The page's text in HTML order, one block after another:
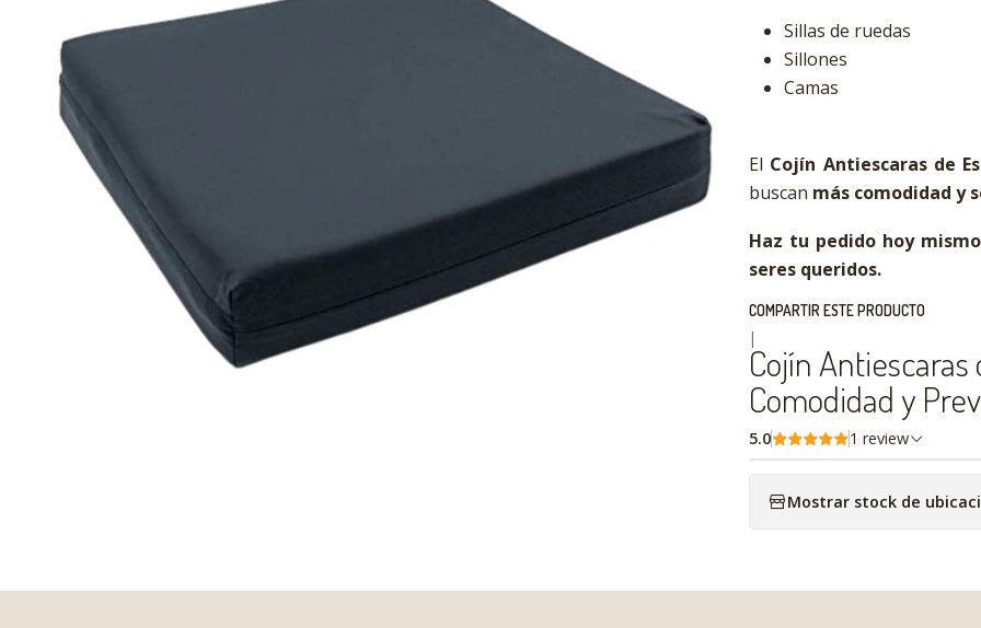
Sillas de ruedas
Sillones
Camas
El Cojín Antiescaras de
buscan más comodidad y
Haz tu pedido hoy
seres queridos.
COMPARTIR ESTE PRODUCTO
|
Cojín
Comodidad y
5.0 1 review
Mostrar stock de